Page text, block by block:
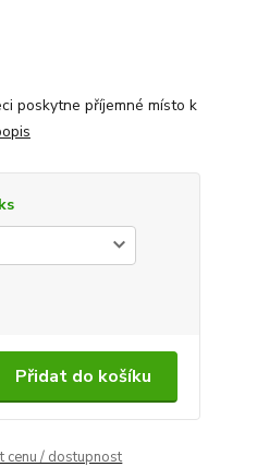
poskytne příjemné místo k
Přidat do košíku
cenu / dostupnost